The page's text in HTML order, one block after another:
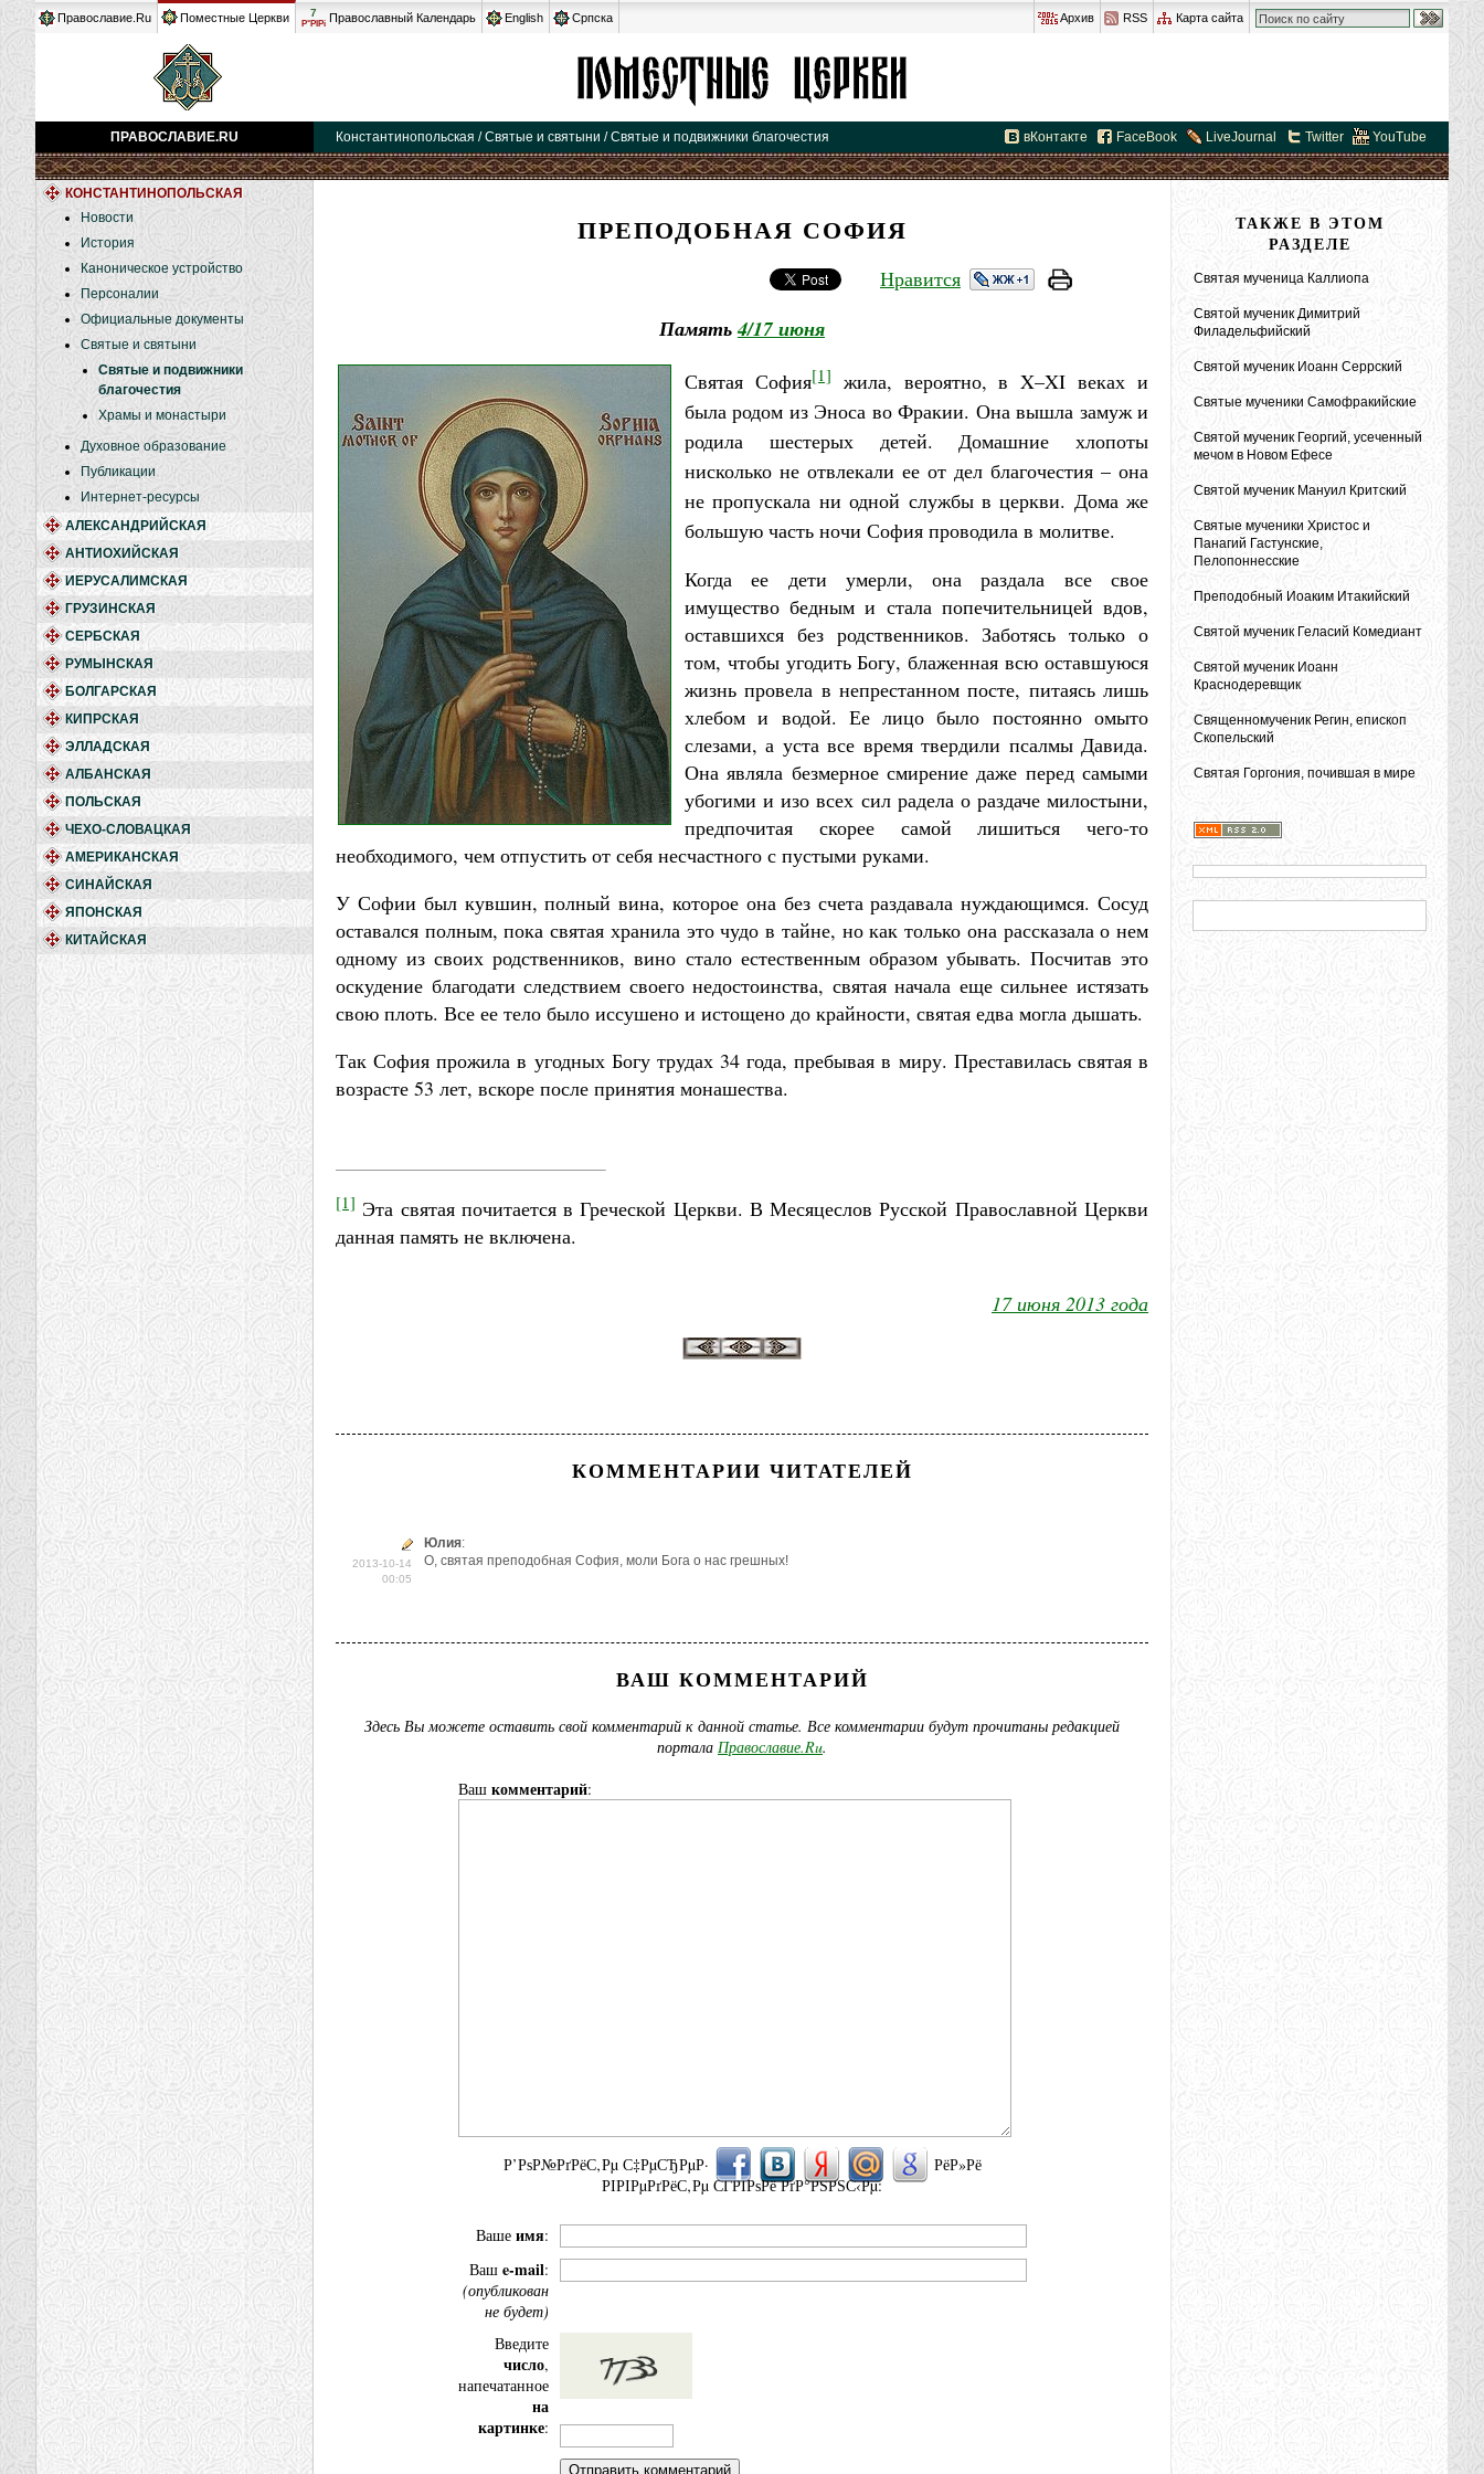
Православие.Ru Поместные Церкви 7
Р°РІРі Православный Календарь English Српска Архив RSS Карта сайта
ПРАВОСЛАВИЕ.RU Константинопольская / Святые и святыни / Святые и подвижники благочестия вКонтакте FaceBook LiveJournal Twitter YouTube
КОНСТАНТИНОПОЛЬСКАЯ
Новости
История
Каноническое устройство
Персоналии
Официальные документы
Святые и святыни
Святые и подвижники
благочестия
Храмы и монастыри
Духовное образование
Публикации
Интернет-ресурсы
АЛЕКСАНДРИЙСКАЯ
АНТИОХИЙСКАЯ
ИЕРУСАЛИМСКАЯ
ГРУЗИНСКАЯ
СЕРБСКАЯ
РУМЫНСКАЯ
БОЛГАРСКАЯ
КИПРСКАЯ
ЭЛЛАДСКАЯ
АЛБАНСКАЯ
ПОЛЬСКАЯ
ЧЕХО-СЛОВАЦКАЯ
АМЕРИКАНСКАЯ
СИНАЙСКАЯ
ЯПОНСКАЯ
КИТАЙСКАЯ
ПРЕПОДОБНАЯ СОФИЯ
Нравится
Память4/17 июня
Святая София[1] жила, вероятно, в X–XI веках и
была родом из Эноса во Фракии. Она вышла замуж и
родила шестерых детей. Домашние хлопоты
нисколько не отвлекали ее от дел благочестия – она
не пропускала ни одной службы в церкви. Дома же
большую часть ночи София проводила в молитве.
Когда ее дети умерли, она раздала все свое
имущество бедным и стала попечительницей вдов,
оставшихся без родственников. Заботясь только о
том, чтобы угодить Богу, блаженная всю оставшуюся
жизнь провела в непрестанном посте, питаясь лишь
хлебом и водой. Ее лицо было постоянно омыто
слезами, а уста все время твердили псалмы Давида.
Она являла безмерное смирение даже перед самыми
убогими и изо всех сил радела о раздаче милостыни,
предпочитая скорее самой лишиться чего-то
необходимого, чем отпустить от себя несчастного с пустыми руками.
У Софии был кувшин, полный вина, которое она без счета раздавала нуждающимся. Сосуд
оставался полным, пока святая хранила это чудо в тайне, но как только она рассказала о нем
одному из своих родственников, вино стало естественным образом убывать. Посчитав это
оскудение благодати следствием своего недостоинства, святая начала еще сильнее истязать
свою плоть. Все ее тело было иссушено и истощено до крайности, святая едва могла дышать.
Так София прожила в угодных Богу трудах 34 года, пребывая в миру. Преставилась святая в
возрасте 53 лет, вскоре после принятия монашества.
[1] Эта святая почитается в Греческой Церкви. В Месяцеслов Русской Православной Церкви
данная память не включена.
17 июня 2013 года
КОММЕНТАРИИ ЧИТАТЕЛЕЙ
2013-10-14
00:05
Юлия:
О, святая преподобная София, моли Бога о нас грешных!
ВАШ КОММЕНТАРИЙ
Здесь Вы можете оставить свой комментарий к данной статье. Все комментарии будут прочитаны редакцией
портала Православие.Ru.
Ваш комментарий:
Р’РѕР№РґРёС‚Рµ С‡РµСЂРµР·
РёР»Рё
РІРІРµРґРёС‚Рµ СЃРІРѕРё РґР°РЅРЅС‹Рµ:
Ваше имя:
Ваш e-mail:
(опубликован
не будет)
Введите
число,
напечатанное
на
картинке:
ТАКЖЕ В ЭТОМ
РАЗДЕЛЕ
Святая мученица Каллиопа
Святой мученик Димитрий
Филадельфийский
Святой мученик Иоанн Серрский
Святые мученики Самофракийские
Святой мученик Георгий, усеченный
мечом в Новом Ефесе
Святой мученик Мануил Критский
Святые мученики Христос и
Панагий Гастунские,
Пелопоннесские
Преподобный Иоаким Итакийский
Святой мученик Геласий Комедиант
Святой мученик Иоанн
Краснодеревщик
Священномученик Регин, епископ
Скопельский
Святая Горгония, почившая в мире